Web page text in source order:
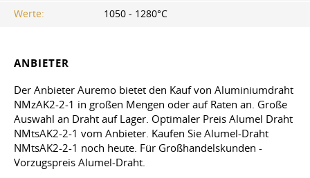
Werte:
1050 - 1280°C
ANBIETER
Der Anbieter Auremo bietet den Kauf von Aluminiumdraht
NMzAK2-2-1 in großen Mengen oder auf Raten an. Große
Auswahl an Draht auf Lager. Optimaler Preis Alumel Draht
NMtsAK2-2-1 vom Anbieter. Kaufen Sie Alumel-Draht
NMtsAK2-2-1 noch heute. Für Großhandelskunden -
Vorzugspreis Alumel-Draht.